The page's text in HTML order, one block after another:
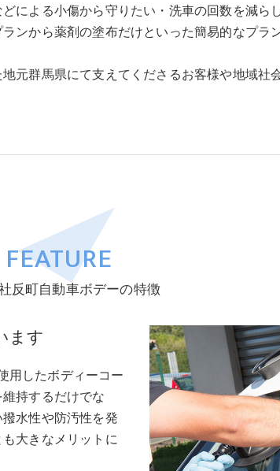
による小傷から守りたい・洗車の回数を減ら
ンから薬剤の塗布だけといった簡易的なプラ
元群馬県にて支えてくださるお客様や地域社
反町自動車ボデーの特徴
FEATURE
ます
用したボディーコー
持するだけでな
水性や防汚性を発
大きなメリットに